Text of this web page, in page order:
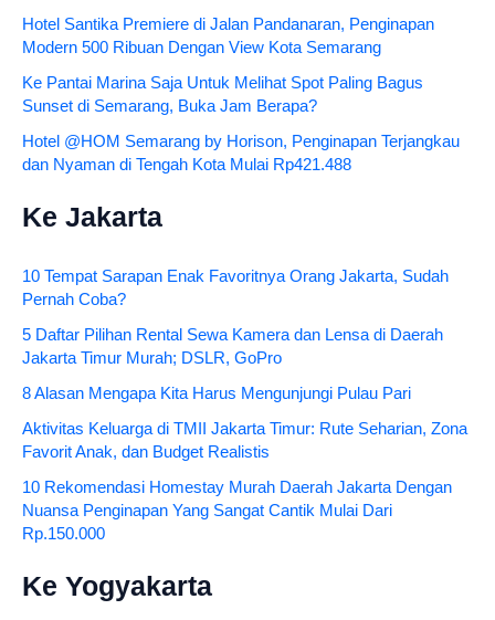
Hotel Santika Premiere di Jalan Pandanaran, Penginapan
Modern 500 Ribuan Dengan View Kota Semarang
Ke Pantai Marina Saja Untuk Melihat Spot Paling Bagus
Sunset di Semarang, Buka Jam Berapa?
Hotel @HOM Semarang by Horison, Penginapan Terjangkau
dan Nyaman di Tengah Kota Mulai Rp421.488
Ke Jakarta
10 Tempat Sarapan Enak Favoritnya Orang Jakarta, Sudah
Pernah Coba?
5 Daftar Pilihan Rental Sewa Kamera dan Lensa di Daerah
Jakarta Timur Murah; DSLR, GoPro
8 Alasan Mengapa Kita Harus Mengunjungi Pulau Pari
Aktivitas Keluarga di TMII Jakarta Timur: Rute Seharian, Zona
Favorit Anak, dan Budget Realistis
10 Rekomendasi Homestay Murah Daerah Jakarta Dengan
Nuansa Penginapan Yang Sangat Cantik Mulai Dari
Rp.150.000
Ke Yogyakarta